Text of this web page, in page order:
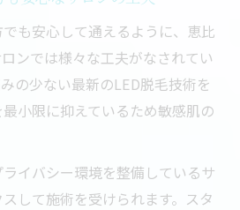
も安心して通えるように、恵比
ンでは様々な工夫がなされてい
の少ない最新のLED脱毛技術を
小限に抑えているため敏感肌の
イバシー環境を整備しているサ
して施術を受けられます。スタ